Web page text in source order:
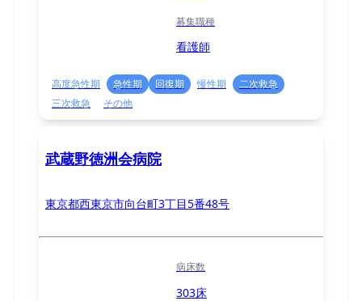
募集職種
看護師
高度急性期 急性期 回復期 慢性期
二次救急
三次救急
その他
武蔵野徳洲会病院
東京都西東京市向台町3丁目5番48号
病床数
303床